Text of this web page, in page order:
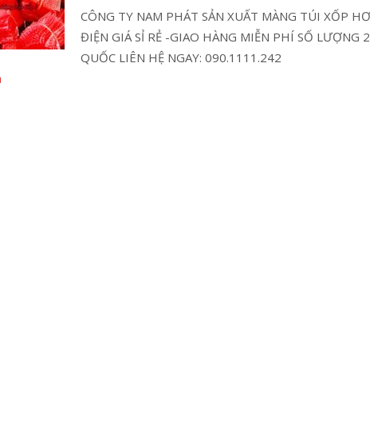
CÔNG TY NAM PHÁT SẢN XUẤT MÀNG TÚI XỐP
ĐIỆN GIÁ SỈ RẺ -GIAO HÀNG MIỄN PHÍ SỐ LƯỢNG
QUỐC LIÊN HỆ NGAY: 090.1111.242
Dĩ An, Bình Dương Hotline : (Mr Đức) 090 1111 242 –